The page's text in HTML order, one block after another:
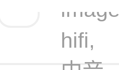
image
hifi,